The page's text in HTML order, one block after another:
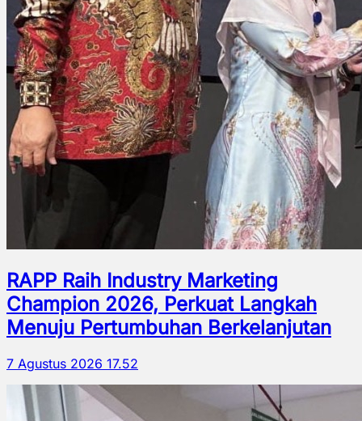
RAPP Raih Industry Marketing
Champion 2026, Perkuat Langkah
Menuju Pertumbuhan Berkelanjutan
7 Agustus 2026 17.52